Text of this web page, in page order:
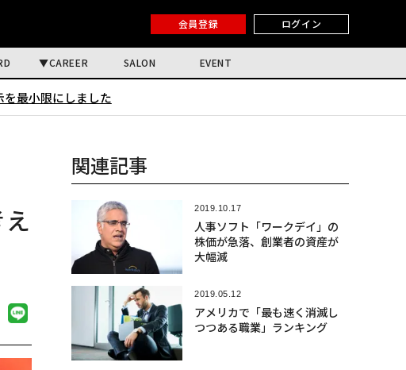
会員登録 ログイン
CAREER SALON EVENT
最小限にしました
関連記事
2019.10.17
人事ソフト「ワークデイ」の
株価が急落、創業者の資産が
大幅減
2019.05.12
アメリカで「最も速く消滅し
つつある職業」ランキング